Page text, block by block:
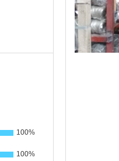
100%
100%